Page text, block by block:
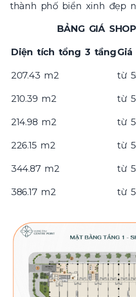
thành phố biển xinh đẹp
BẢNG GIÁ
Diện tích tổng 3 tầngGiá
207.43 m2 từ
210.39 m2 từ
214.98 m2 từ
226.15 m2 từ
344.87 m2 từ
386.17 m2 từ